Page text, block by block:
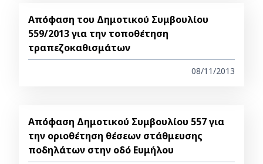
Απόφαση του Δημοτικού Συμβουλίου
559/2013 για την τοποθέτηση
τραπεζοκαθισμάτων
08/11/2013
Απόφαση Δημοτικού Συμβουλίου 557 για
την οριοθέτηση θέσεων στάθμευσης
ποδηλάτων στην οδό Ευμήλου